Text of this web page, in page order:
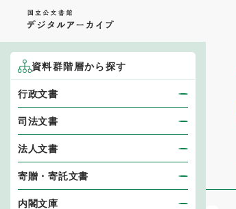
資料群階層から探す
行政文書
司法文書
法人文書
寄贈・寄託文書
内閣文庫